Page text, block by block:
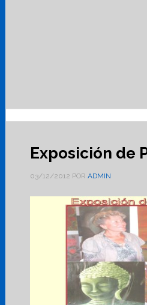
Exposición de
03/12/2012 POR ADMIN